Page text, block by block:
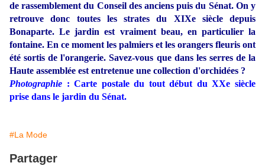
de rassemblement du Conseil des anciens puis du Sénat. On y
retrouve donc toutes les strates du XIXe siècle depuis
Bonaparte. Le jardin est vraiment beau, en particulier la
fontaine. En ce moment les palmiers et les orangers fleuris ont
été sortis de l'orangerie. Savez-vous que dans les serres de la
Haute assemblée est entretenue une collection d'orchidées ?
Photographie : Carte postale du tout début du XXe siècle
prise dans le jardin du Sénat.
#La Mode
Partager